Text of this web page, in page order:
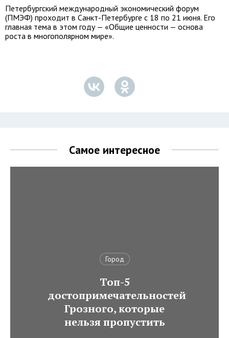
Петербургский международный экономический форум
(ПМЭФ) проходит в Санкт-Петербурге с 18 по 21 июня. Его
главная тема в этом году — «Общие ценности — основа
роста в многополярном мире».
Самое интересное
Город
Топ-5
достопримечательностей
Грозного, которые
нельзя пропустить